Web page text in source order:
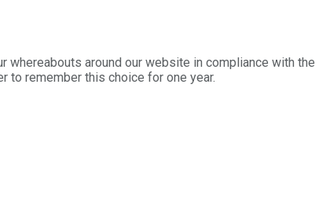
around our website in compliance with the
to remember this choice for one year.